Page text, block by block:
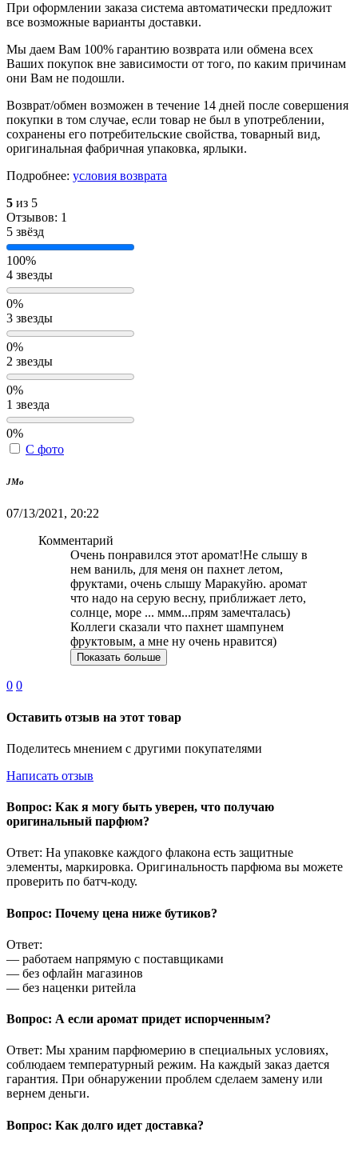
При оформлении заказа система автоматически предложит
все возможные варианты доставки.
Мы даем Вам 100% гарантию возврата или обмена всех
Ваших покупок вне зависимости от того, по каким причинам
они Вам не подошли.
Возврат/обмен возможен в течение 14 дней после совершения
покупки в том случае, если товар не был в употреблении,
сохранены его потребительские свойства, товарный вид,
оригинальная фабричная упаковка, ярлыки.
Подробнее: условия возврата
5 из 5
Отзывов: 1
5 звёзд
100%
4 звезды
0%
3 звезды
0%
2 звезды
0%
1 звезда
0%
С фото
JMo
07/13/2021, 20:22
Комментарий
Очень понравился этот аромат!Не слышу в
нем ваниль, для меня он пахнет летом,
фруктами, очень слышу Маракуйю. аромат
что надо на серую весну, приближает лето,
солнце, море ... ммм...прям замечталась)
Коллеги сказали что пахнет шампунем
фруктовым, а мне ну очень нравится)
Показать больше
0 0
Оставить отзыв на этот товар
Поделитесь мнением с другими покупателями
Написать отзыв
Вопрос: Как я могу быть уверен, что получаю
оригинальный парфюм?
Ответ: На упаковке каждого флакона есть защитные
элементы, маркировка. Оригинальность парфюма вы можете
проверить по батч-коду.
Вопрос: Почему цена ниже бутиков?
Ответ:
— работаем напрямую с поставщиками
— без офлайн магазинов
— без наценки ритейла
Вопрос: А если аромат придет испорченным?
Ответ: Мы храним парфюмерию в специальных условиях,
соблюдаем температурный режим. На каждый заказ дается
гарантия. При обнаружении проблем сделаем замену или
вернем деньги.
Вопрос: Как долго идет доставка?